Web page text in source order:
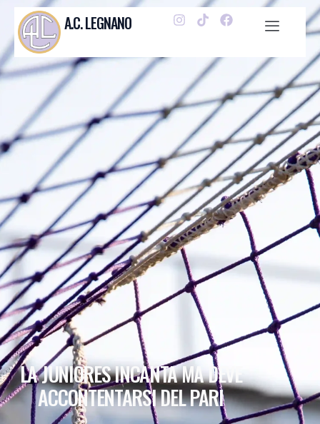
A.C. LEGNANO
LA JUNIORES INCANTA MA DEVE
ACCONTENTARSI DEL PARI